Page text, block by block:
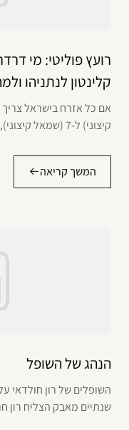
רועץ פוליטי: מי
קלינטון לנתניהו
קיצוני) ל-7 (שמאל קיצוני), הממוצע איננו 4, אלא...
המשך קריאה
הנהג של השופל
שנתיים מאבק הצליח רון